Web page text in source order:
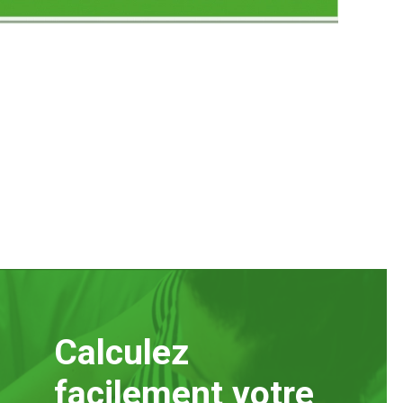
Calculez
facilement votre